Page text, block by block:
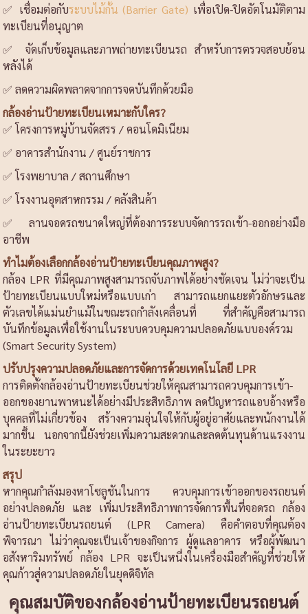
✅ เชื่อมต่อกับระบบไม้กั้น (Barrier Gate) เพื่อเปิด-ปิดอัตโนมัติตาม
ทะเบียนที่อนุญาต
✅ จัดเก็บข้อมูลและภาพถ่ายทะเบียนรถ สำหรับการตรวจสอบย้อน
หลังได้
✅ ลดความผิดพลาดจากการจดบันทึกด้วยมือ
กล้องอ่านป้ายทะเบียนเหมาะกับใคร?
✅ โครงการหมู่บ้านจัดสรร / คอนโดมิเนียม
✅ อาคารสำนักงาน / ศูนย์ราชการ
✅ โรงพยาบาล / สถานศึกษา
✅ โรงงานอุตสาหกรรม / คลังสินค้า
✅ ลานจอดรถขนาดใหญ่ที่ต้องการระบบจัดการรถเข้า-ออกอย่างมือ
อาชีพ
ทำไมต้องเลือกกล้องอ่านป้ายทะเบียนคุณภาพสูง?
กล้อง LPR ที่มีคุณภาพสูงสามารถจับภาพได้อย่างชัดเจน ไม่ว่าจะเป็น
ป้ายทะเบียนแบบใหม่หรือแบบเก่า สามารถแยกแยะตัวอักษรและ
ตัวเลขได้แม่นยำแม้ในขณะรถกำลังเคลื่อนที่ ที่สำคัญคือสามารถ
บันทึกข้อมูลเพื่อใช้งานในระบบควบคุมความปลอดภัยแบบองค์รวม
(Smart Security System)
ปรับปรุงความปลอดภัยและการจัดการด้วยเทคโนโลยี LPR
การติดตั้งกล้องอ่านป้ายทะเบียนช่วยให้คุณสามารถควบคุมการเข้า-
ออกของยานพาหนะได้อย่างมีประสิทธิภาพ ลดปัญหารถแอบอ้างหรือ
บุคคลที่ไม่เกี่ยวข้อง สร้างความอุ่นใจให้กับผู้อยู่อาศัยและพนักงานได้
มากขึ้น นอกจากนี้ยังช่วยเพิ่มความสะดวกและลดต้นทุนด้านแรงงาน
ในระยะยาว
สรุป
หากคุณกำลังมองหาโซลูชันในการ ควบคุมการเข้าออกของรถยนต์
อย่างปลอดภัย และ เพิ่มประสิทธิภาพการจัดการพื้นที่จอดรถ กล้อง
อ่านป้ายทะเบียนรถยนต์ (LPR Camera) คือคำตอบที่คุณต้อง
พิจารณา ไม่ว่าคุณจะเป็นเจ้าของกิจการ ผู้ดูแลอาคาร หรือผู้พัฒนา
อสังหาริมทรัพย์ กล้อง LPR จะเป็นหนึ่งในเครื่องมือสำคัญที่ช่วยให้
คุณก้าวสู่ความปลอดภัยในยุคดิจิทัล
คุณสมบัติของกล้องอ่านป้ายทะเบียนรถยนต์